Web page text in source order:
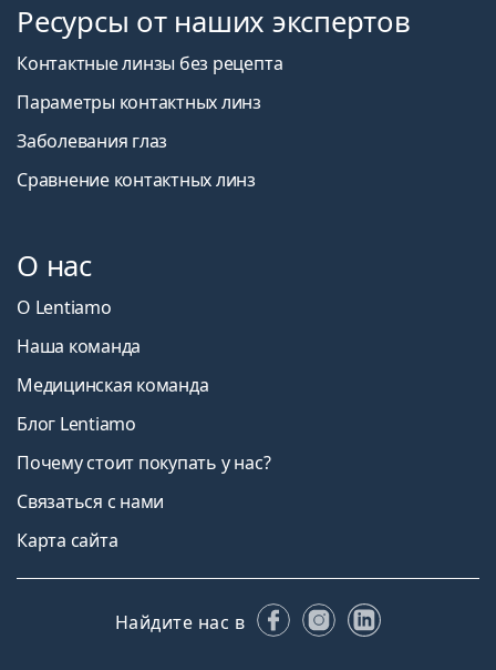
Ресурсы от наших экспертов
Контактные линзы без рецепта
Параметры контактных линз
Заболевания глаз
Сравнение контактных линз
О нас
О Lentiamo
Наша команда
Медицинская команда
Блог Lentiamo
Почему стоит покупать у нас?
Связаться с нами
Карта сайта
Найдите нас в FacebookInstagram
LinkedIn